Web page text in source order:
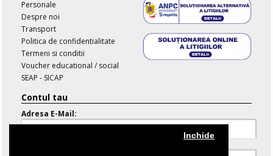
Inchide
Personale
Despre noi
Transport
Politica de confidentialitate
Termeni si conditii
Voucher educational / social
SEAP - SICAP
Contul tau
Adresa E-Mail: